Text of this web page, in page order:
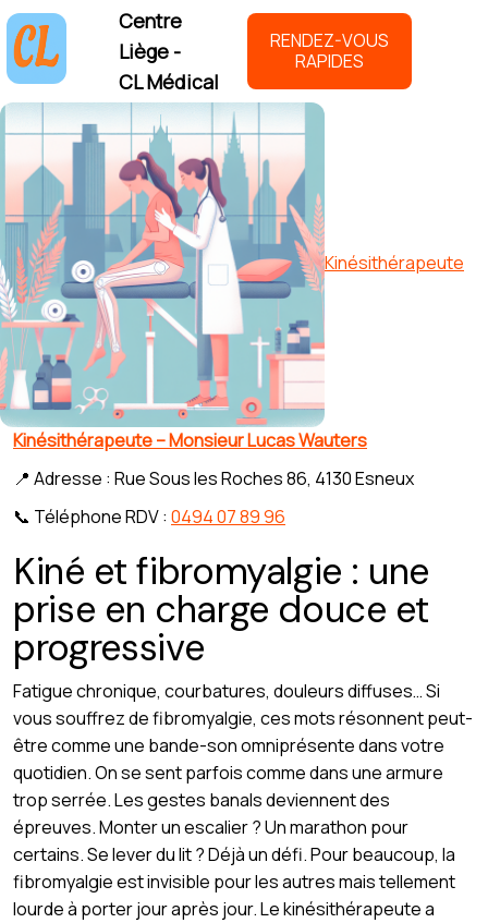
Centre
Liège -
CL Médical
RENDEZ-VOUS
RAPIDES
Kinésithérapeute
Kinésithérapeute – Monsieur Lucas Wauters
📍 Adresse : Rue Sous les Roches 86, 4130 Esneux
📞 Téléphone RDV : 0494 07 89 96
Kiné et fibromyalgie : une
prise en charge douce et
progressive
Fatigue chronique, courbatures, douleurs diffuses… Si
vous souffrez de fibromyalgie, ces mots résonnent peut-
être comme une bande-son omniprésente dans votre
quotidien. On se sent parfois comme dans une armure
trop serrée. Les gestes banals deviennent des
épreuves. Monter un escalier ? Un marathon pour
certains. Se lever du lit ? Déjà un défi. Pour beaucoup, la
fibromyalgie est invisible pour les autres mais tellement
lourde à porter jour après jour. Le kinésithérapeute a